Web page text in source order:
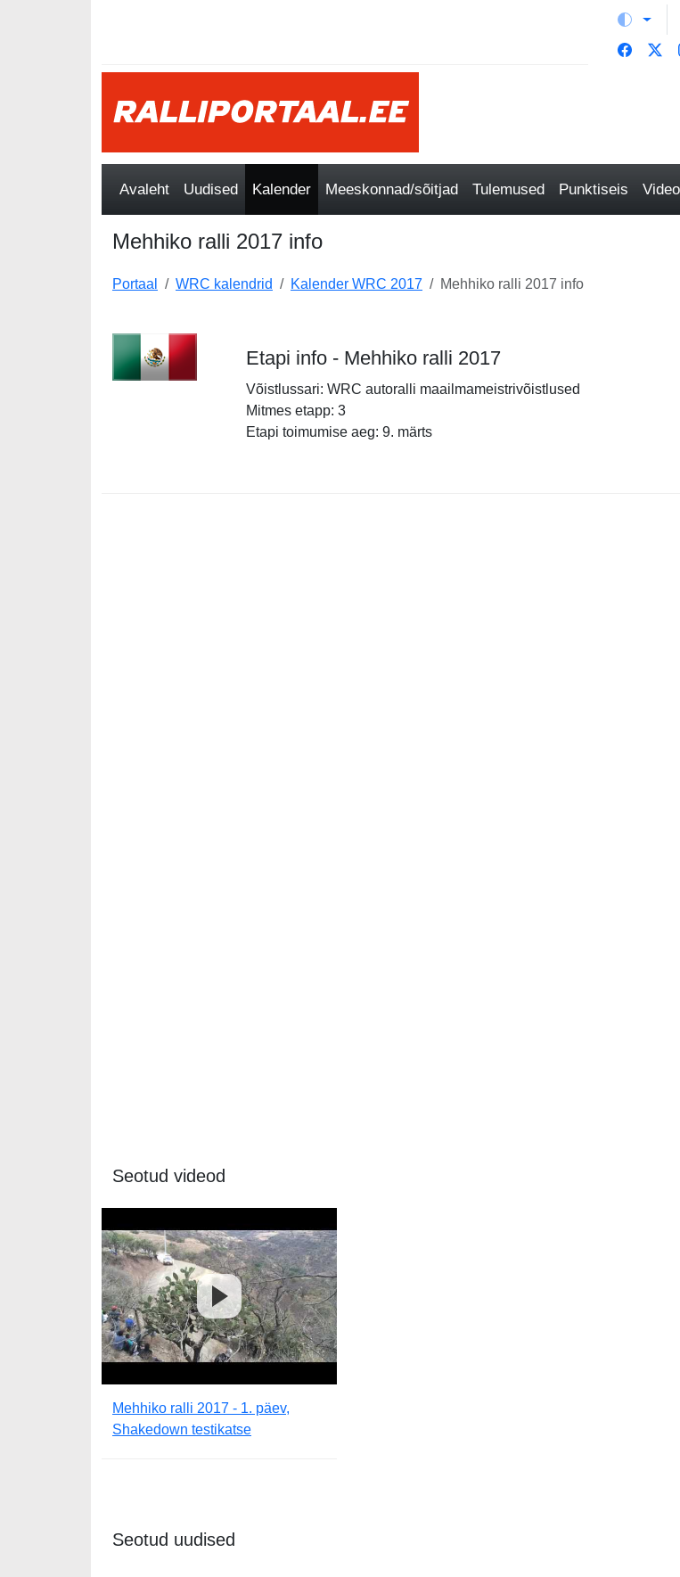
Avaleht Uudised Kalender Meeskonnad/sõitjad Tulemused Punktiseis
Mehhiko ralli 2017 info
Portaal WRC kalendrid Kalender WRC 2017 Mehhiko ralli 2017 info
Etapi info - Mehhiko ralli 2017
Võistlussari: WRC autoralli maailmameistrivõistlused
Mitmes etapp: 3
Etapi toimumise aeg: 9. märts
Seotud videod
Mehhiko ralli 2017 - 1. päev,
Shakedown testikatse
Seotud uudised